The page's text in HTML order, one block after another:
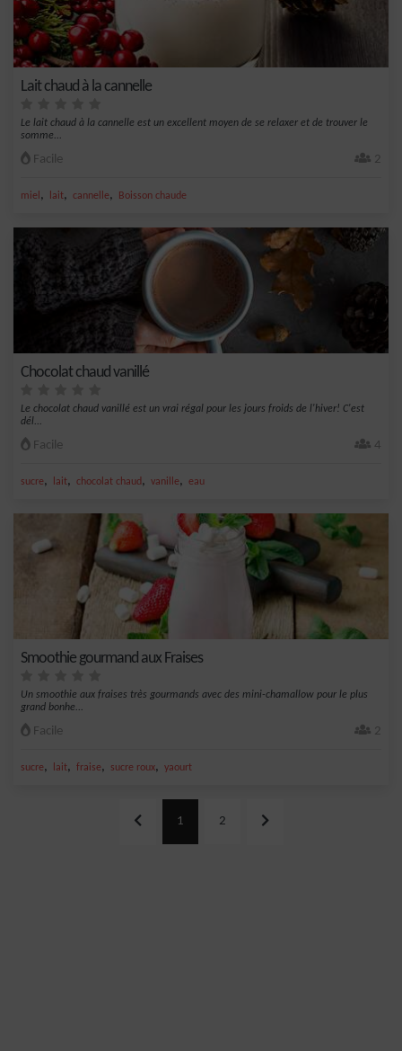
Lait chaud à la cannelle
Le lait chaud à la cannelle est un excellent moyen de se relaxer et de trouver le
somme...
Facile 2
miel , lait, cannelle, Boisson chaude
Chocolat chaud vanillé
Le chocolat chaud vanillé est un vrai régal pour les jours froids de l'hiver! C'est
dél...
Facile 4
sucre, lait, chocolat chaud , vanille, eau
Smoothie gourmand aux Fraises
Un smoothie aux fraises très gourmands avec des mini-chamallow pour le plus
grand bonhe...
Facile 2
sucre, lait, fraise, sucre roux, yaourt
1 2